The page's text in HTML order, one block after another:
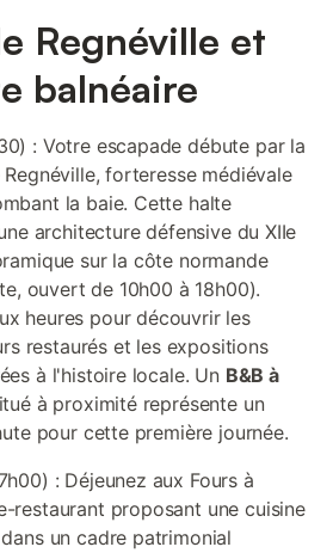
Regnéville et
balnéaire
: Votre escapade débute par la
forteresse médiévale
la baie. Cette halte
architecture défensive du XIIe
sur la côte normande
ouvert de 10h00 à 18h00).
heures pour découvrir les
restaurés et les expositions
à l'histoire locale. Un B&B à
à proximité représente un
pour cette première journée.
: Déjeunez aux Fours à
restaurant proposant une cuisine
un cadre patrimonial